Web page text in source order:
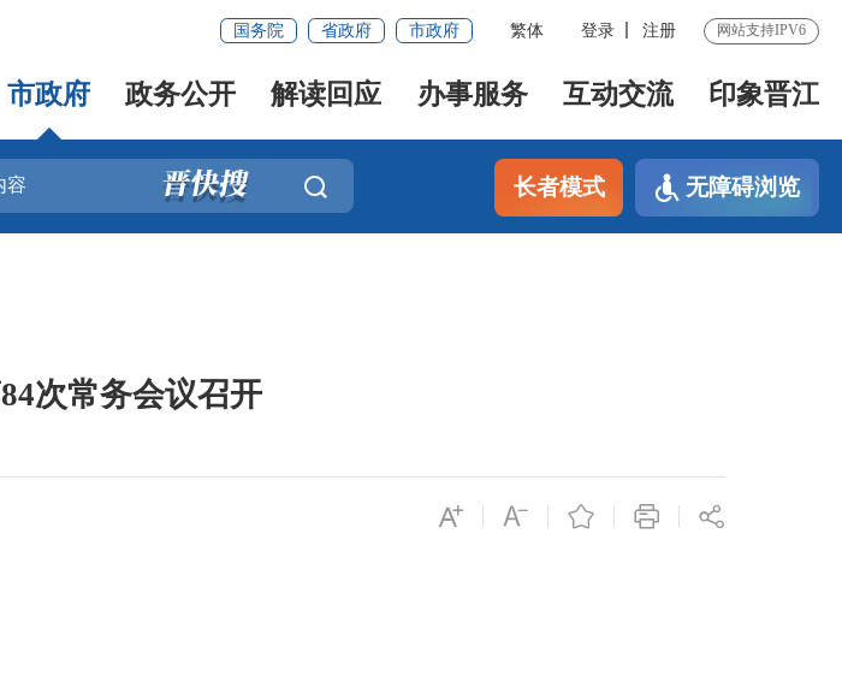
国务院 省政府 市政府 繁体 登录 注册 网站支持IPV6
市政府 政务公开 解读回应 办事服务 互动交流 印象晋江
长者模式 无障碍浏览
次常务会议召开